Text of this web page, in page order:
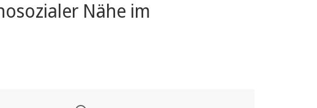
Nähe im